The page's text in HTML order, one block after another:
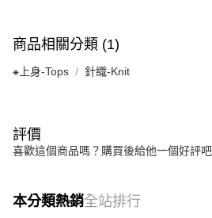
商品相關分類 (1)
⁕上身-Tops 針織-Knit
評價
喜歡這個商品嗎？購買後給他一個好評吧
本分類熱銷全站排行